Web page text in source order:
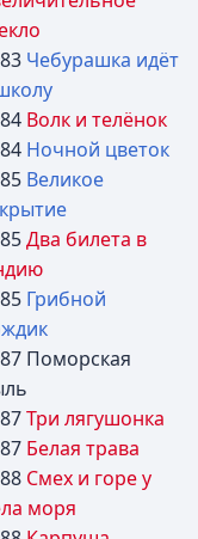
Чебурашка идёт
Волк и телёнок
Ночной цветок
Великое
Два билета в
Грибной
Поморская
Три лягушонка
Белая трава
Смех и горе у
моря